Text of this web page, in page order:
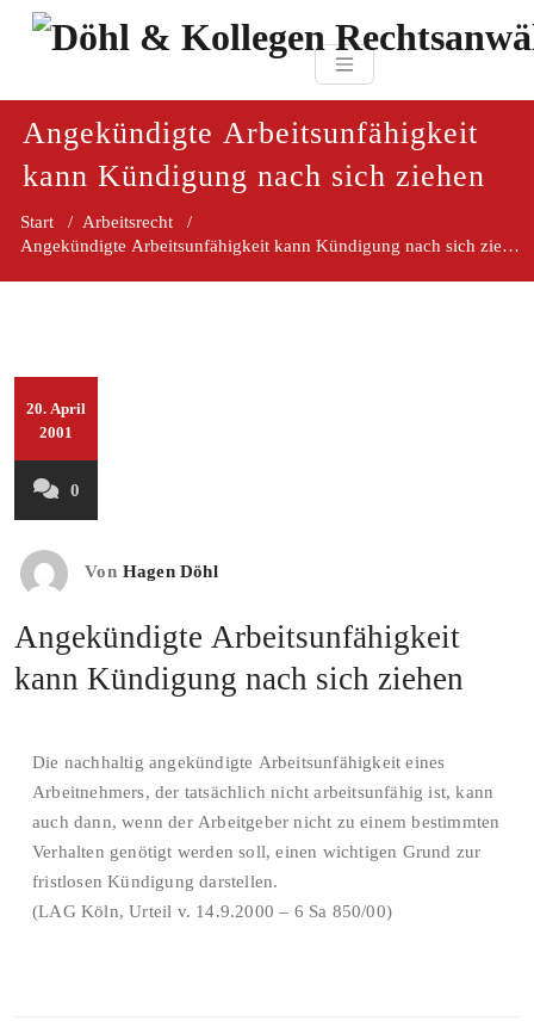
Zum
Döhl & Kollegen
Angekündigte Arbeitsunfähigkeit
kann Kündigung nach sich ziehen
Start / Arbeitsrecht /
Angekündigte Arbeitsunfähigkeit kann Kündigung nach sich ziehen
20. April
2001
0
Von Hagen Döhl
Angekündigte Arbeitsunfähigkeit
kann Kündigung nach sich ziehen
Die nachhaltig angekündigte Arbeitsunfähigkeit eines
Arbeitnehmers, der tatsächlich nicht arbeitsunfähig ist, kann
auch dann, wenn der Arbeitgeber nicht zu einem bestimmten
Verhalten genötigt werden soll, einen wichtigen Grund zur
fristlosen Kündigung darstellen.
(LAG Köln, Urteil v. 14.9.2000 – 6 Sa 850/00)